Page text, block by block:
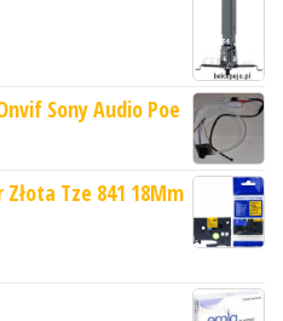
Sony Audio Poe
Tze 841 18Mm